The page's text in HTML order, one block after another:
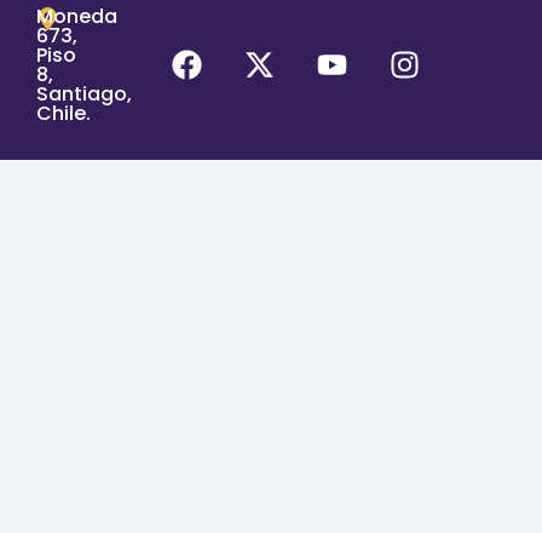
Moneda
673,
Piso
8,
Santiago,
Chile.